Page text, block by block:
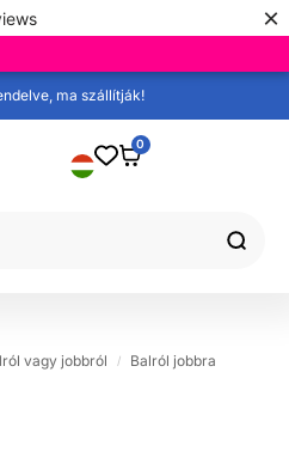
×
ma szállítják!
0
vagy jobbról / Balról jobbra